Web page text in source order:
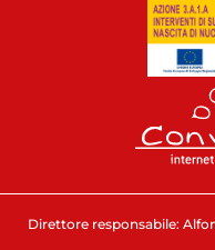
Direttore responsabile: